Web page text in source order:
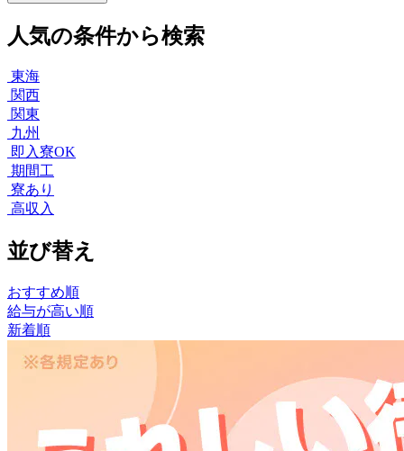
人気の条件から検索
東海
関西
関東
九州
即入寮OK
期間工
寮あり
高収入
並び替え
おすすめ順
給与が高い順
新着順